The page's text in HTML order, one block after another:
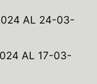
AL 24-03-
AL 17-03-